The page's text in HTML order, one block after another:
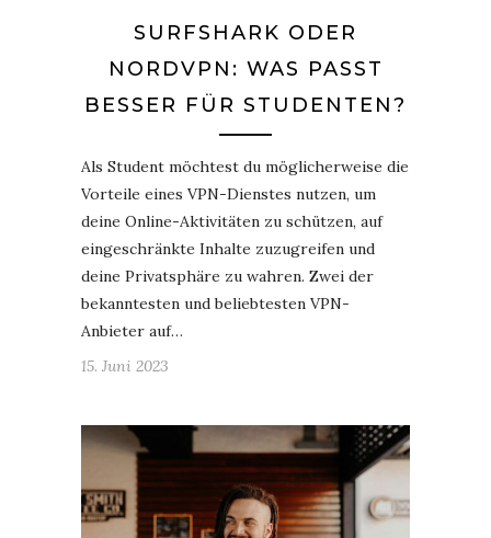
SURFSHARK ODER
NORDVPN: WAS PASST
BESSER FÜR STUDENTEN?
Als Student möchtest du möglicherweise die
Vorteile eines VPN-Dienstes nutzen, um
deine Online-Aktivitäten zu schützen, auf
eingeschränkte Inhalte zuzugreifen und
deine Privatsphäre zu wahren. Zwei der
bekanntesten und beliebtesten VPN-
Anbieter auf…
15. Juni 2023